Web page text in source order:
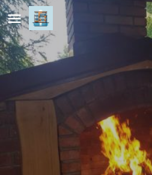
Holiday Home Villa
Cijena (po danu)
489KM